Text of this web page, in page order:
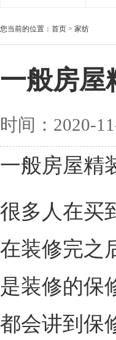
您当前的位置： 首页 > 家纺
一般房屋
时间：2020-
一般房屋精
很多人在买
在装修完之
是装修的保
都会讲到保